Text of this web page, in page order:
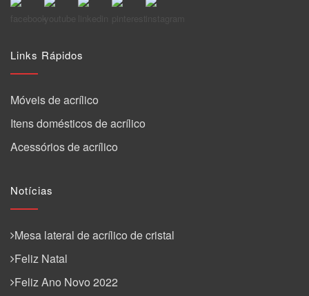
Links Rápidos
Móveis de acrílico
Itens domésticos de acrílico
Acessórios de acrílico
Notícias
Mesa lateral de acrílico de cristal
Feliz Natal
Feliz Ano Novo 2022